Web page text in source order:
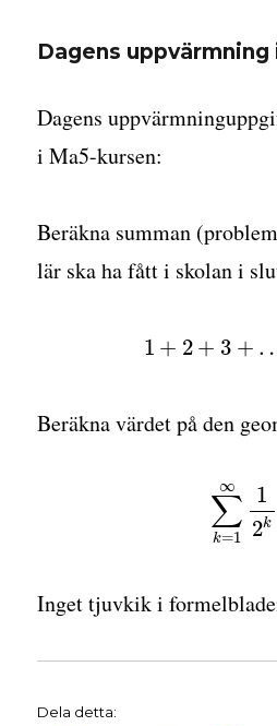
Dagens uppvärmning
Dagens
i Ma5-kursen:
Beräkna summan
lär ska ha fått i skolan i
1 + 2 + 3 +
Beräkna värdet på den
∑
k=1
∞
1
2k
Inget tjuvkik i
Dela detta: